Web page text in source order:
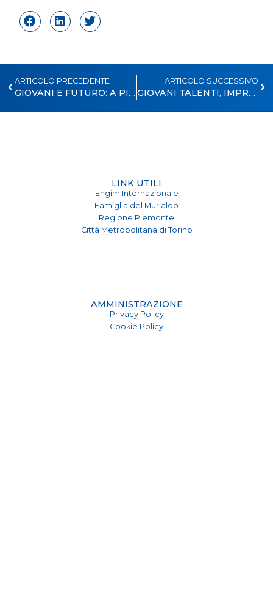
ARTICOLO PRECEDENTE
GIOVANI E FUTURO: A PINEROLO I DATI DELL’OSSERVATORIO NAZIONALE
ARTICOLO SUCCESSIVO
GIOVANI TALENTI, IMPRESE E TERRITORIO: L’ENGIM DI PINEROLO CELEBRA I DIPLOMI E LE BORSE DI STUDIO 2026
LINK UTILI
Engim Internazionale
Famiglia del Murialdo
Regione Piemonte
Città Metropolitana di Torino
AMMINISTRAZIONE
Privacy Policy
Cookie Policy